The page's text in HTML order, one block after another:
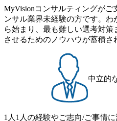
・マ
想策
コング
ら転換
略・組
た中
PMI(シ
だきます。 ▼主なプロ
ト事例(
ご希望を
定しておりま
テイメン
支援/ダ
クス活用
営実現に
ら転換後
MyVisionコンサルティングがご
ンサル業界未経験の方です。
ら始まり、最も難しい選考対
させるためのノウハウが蓄積さ
中立的
1人1人の経験やご志向/ご事情